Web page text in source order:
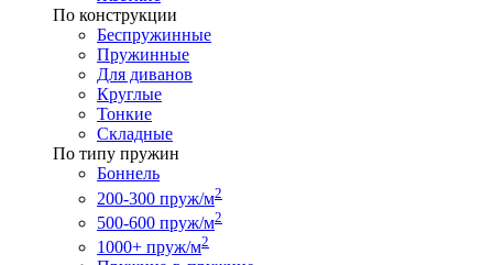
По конструкции
Беспружинные
Пружинные
Для диванов
Круглые
Тонкие
Складные
По типу пружин
Боннель
200-300 пруж/м2
500-600 пруж/м2
1000+ пруж/м2